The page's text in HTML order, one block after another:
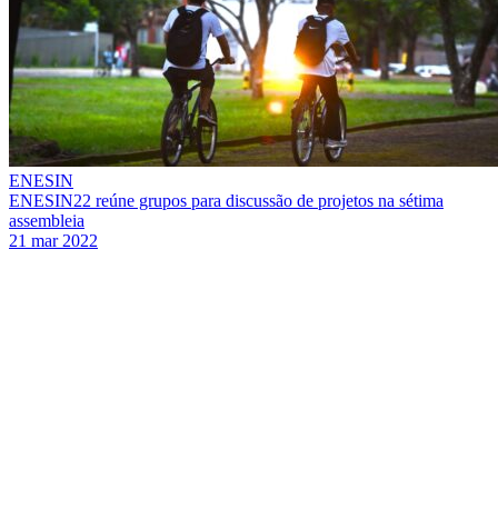
ENESIN
ENESIN22 reúne grupos para discussão de projetos na sétima
assembleia
21 mar 2022